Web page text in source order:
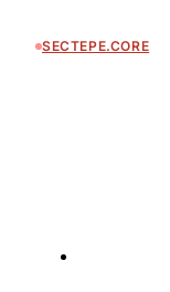
SECTEPE.CORE